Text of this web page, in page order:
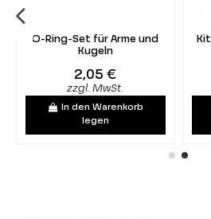
O-Ring-Set für Arme und
Kugeln
2,05 €
zzgl. MwSt.
In den Warenkorb
legen